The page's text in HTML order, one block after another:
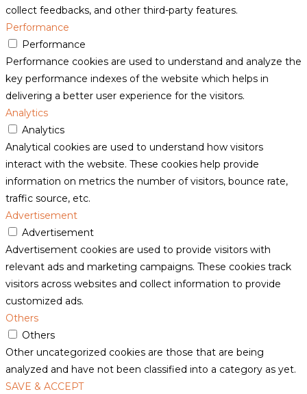
collect feedbacks, and other third-party features.
Performance
Performance
Performance cookies are used to understand and analyze the
key performance indexes of the website which helps in
delivering a better user experience for the visitors.
Analytics
Analytics
Analytical cookies are used to understand how visitors
interact with the website. These cookies help provide
information on metrics the number of visitors, bounce rate,
traffic source, etc.
Advertisement
Advertisement
Advertisement cookies are used to provide visitors with
relevant ads and marketing campaigns. These cookies track
visitors across websites and collect information to provide
customized ads.
Others
Others
Other uncategorized cookies are those that are being
analyzed and have not been classified into a category as yet.
SAVE & ACCEPT